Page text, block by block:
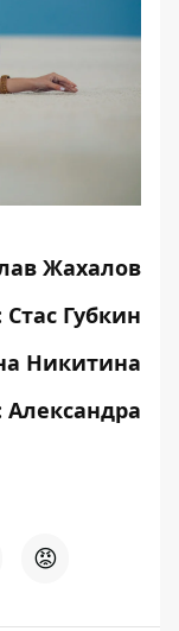
Жахалов
Стас Губкин
Никитина
Александра
😡